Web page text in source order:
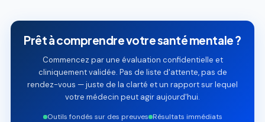
Prêt à comprendre votre santé mentale ?
Commencez par une évaluation confidentielle et
cliniquement validée. Pas de liste d'attente, pas de
rendez-vous — juste de la clarté et un rapport sur lequel
votre médecin peut agir aujourd'hui.
Outils fondés sur des preuves Résultats immédiats